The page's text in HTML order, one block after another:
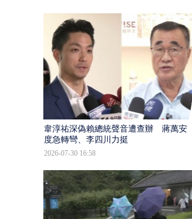
韋淳祐深偽賴總統聲音遭查辦 蔣萬安態
度急轉彎、李四川力挺
2026-07-30 16:58